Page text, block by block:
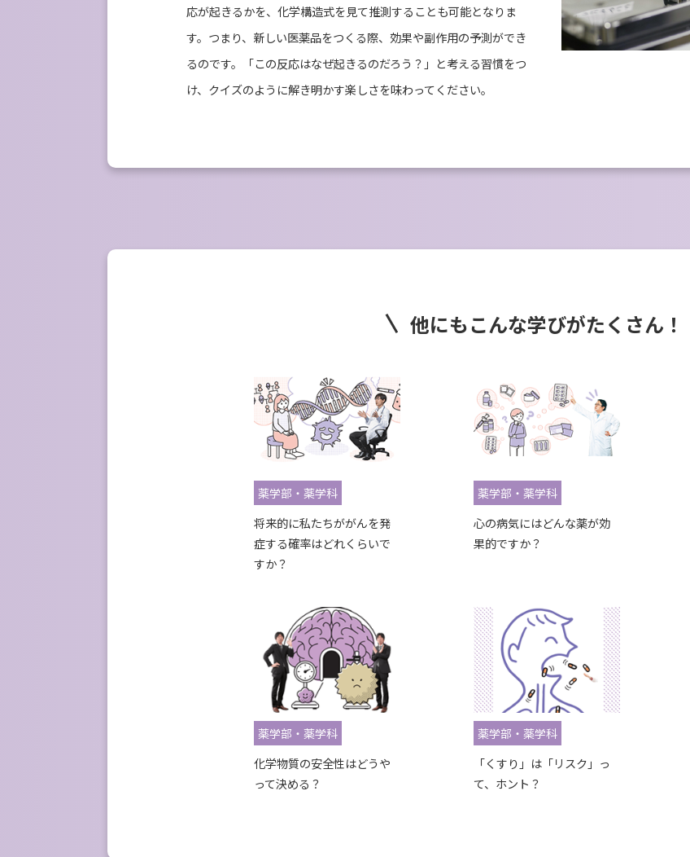
応が起きるかを、化学構造式を⾒て推測することも可能となりま
す。つまり、新しい医薬品をつくる際、効果や副作⽤の予測ができ
るのです。「この反応はなぜ起きるのだろう？」と考える習慣をつ
け、クイズのように解き明かす楽しさを味わってください。
他にもこんな学びがたくさん！
薬学部・薬学科
将来的に私たちががんを発
症する確率はどれくらいで
すか？
薬学部・薬学科
心の病気にはどんな薬が効
果的ですか？
薬学部・薬学科
化学物質の安全性はどうや
って決める？
薬学部・薬学科
「くすり」は「リスク」っ
て、ホント？